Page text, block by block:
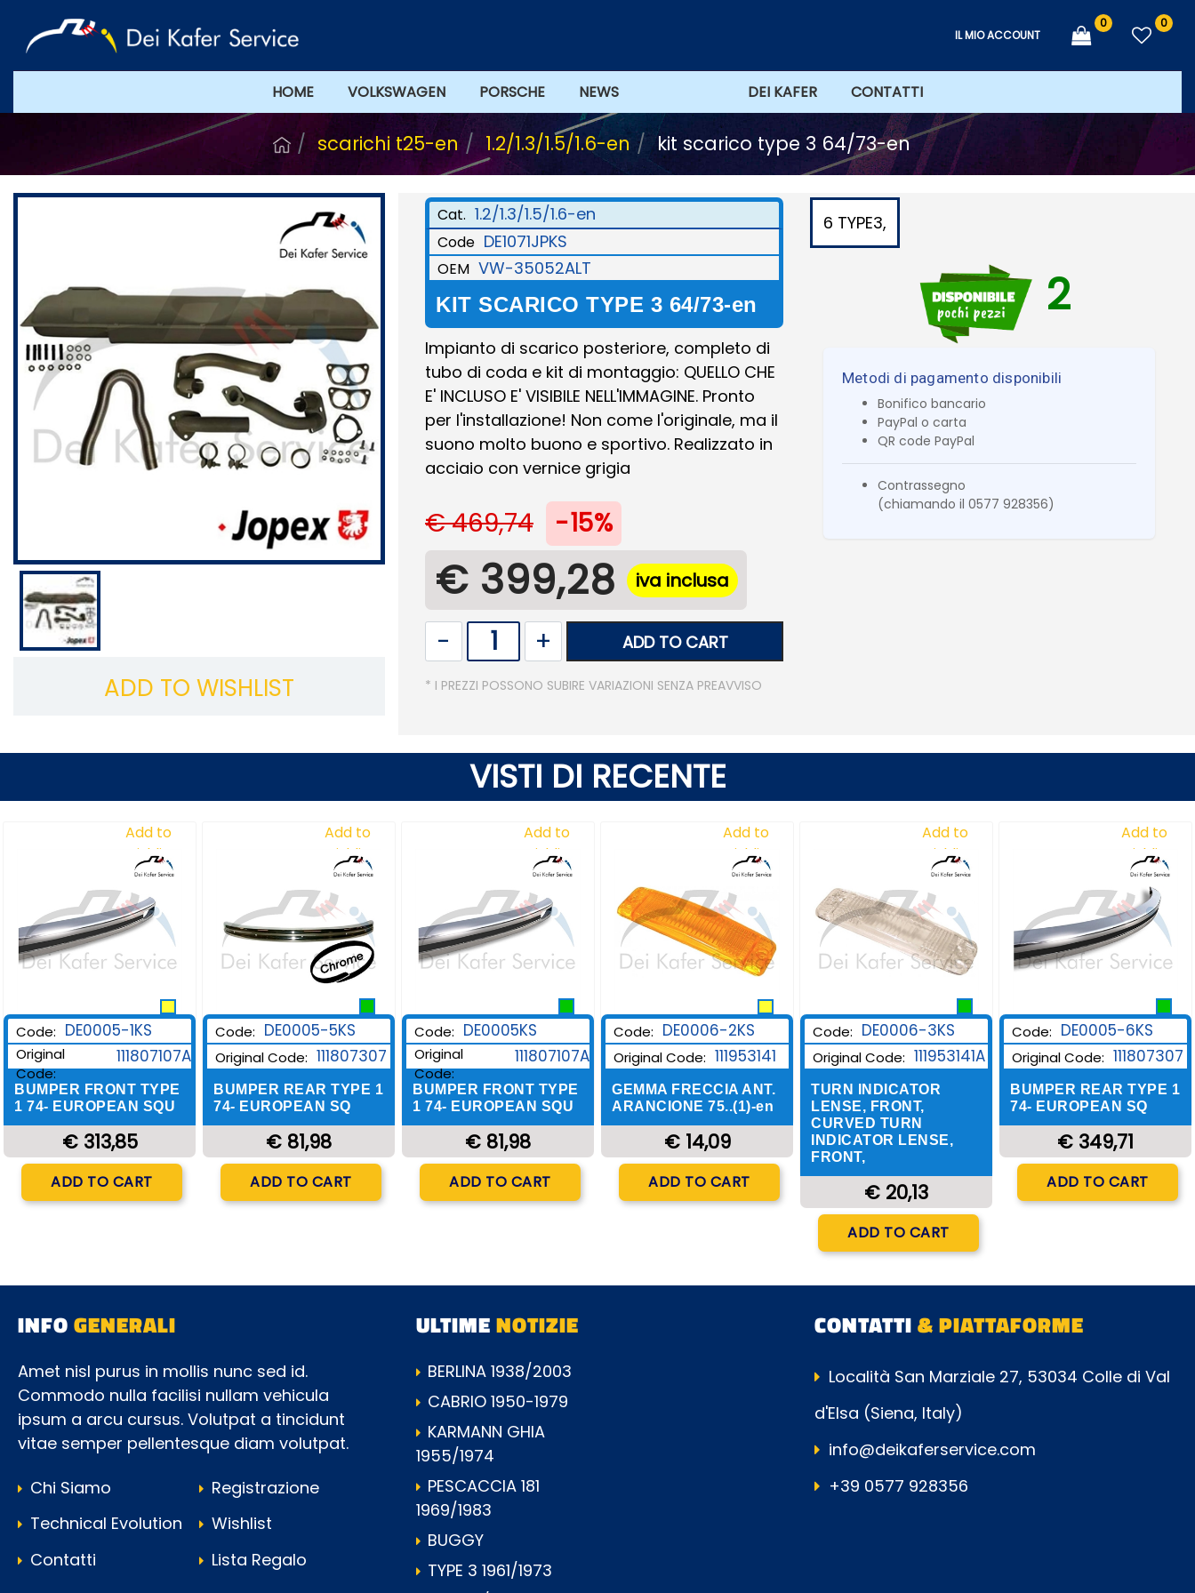
IL MIO ACCOUNT
0 0
HOME VOLKSWAGEN PORSCHE NEWS DEI KAFER CONTATTI
scarichi t25-en 1.2/1.3/1.5/1.6-en kit scarico type 3 64/73-en
ADD TO WISHLIST
Cat. 1.2/1.3/1.5/1.6-en
Code DE1071JPKS
OEM VW-35052ALT
KIT SCARICO TYPE 3 64/73-en
Impianto di scarico posteriore, completo di
tubo di coda e kit di montaggio: QUELLO CHE
E' INCLUSO E' VISIBILE NELL'IMMAGINE. Pronto
per l'installazione! Non come l'originale, ma il
suono molto buono e sportivo. Realizzato in
acciaio con vernice grigia
€ 469,74 -15%
€ 399,28 iva inclusa
ADD TO CART
* I PREZZI POSSONO SUBIRE VARIAZIONI SENZA PREAVVISO
6 TYPE3,
2
Metodi di pagamento disponibili
Bonifico bancario
PayPal o carta
QR code PayPal
Contrassegno
(chiamando il 0577 928356)
VISTI DI RECENTE
Add to
Wishlist
Code: DE0005-1KS
Original
Code:
111807107A
BUMPER FRONT TYPE
1 74- EUROPEAN SQU
€ 313,85
Quantity
ADD TO CART
Add to
Wishlist
Code: DE0005-5KS
Original Code: 111807307
BUMPER REAR TYPE 1
74- EUROPEAN SQ
€ 81,98
Quantity
ADD TO CART
Add to
Wishlist
Code: DE0005KS
Original
Code:
111807107A
BUMPER FRONT TYPE
1 74- EUROPEAN SQU
€ 81,98
Quantity
ADD TO CART
Add to
Wishlist
Code: DE0006-2KS
Original Code: 111953141
GEMMA FRECCIA ANT.
ARANCIONE 75..(1)-en
€ 14,09
Quantity
ADD TO CART
Add to
Wishlist
Code: DE0006-3KS
Original Code: 111953141A
TURN INDICATOR
LENSE, FRONT,
CURVED TURN
INDICATOR LENSE,
FRONT,
€ 20,13
Quantity
ADD TO CART
Add to
Wishlist
Code: DE0005-6KS
Original Code: 111807307
BUMPER REAR TYPE 1
74- EUROPEAN SQ
€ 349,71
Quantity
ADD TO CART
INFOGENERALI
Amet nisl purus in mollis nunc sed id.
Commodo nulla facilisi nullam vehicula
ipsum a arcu cursus. Volutpat a tincidunt
vitae semper pellentesque diam volutpat.
Chi Siamo
Technical Evolution
Contatti
Registrazione
Wishlist
Lista Regalo
ULTIMENOTIZIE
BERLINA 1938/2003
CABRIO 1950-1979
KARMANN GHIA
1955/1974
PESCACCIA 181
1969/1983
BUGGY
TYPE 3 1961/1973
CONTATTI& PIATTAFORME
Località San Marziale 27, 53034 Colle di Val
d'Elsa (Siena, Italy)
info@deikaferservice.com
+39 0577 928356